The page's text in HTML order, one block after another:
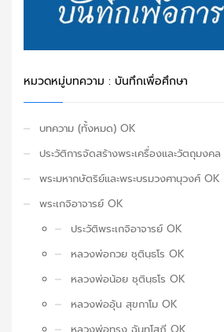
หมวดหมู่บทความ : บันทึกเพื่อศึกษา
บทความ (ทั้งหมด) OK
ประวัติการจัดสร้างพระเครื่องและวัตถุมงค
พระมหากษัตริย์และพระบรมวงศานุวงศ์ OK
พระเกจิอาจารย์ OK
ประวัติพระเกจิอาจารย์ OK
หลวงพ่อกวย ชุตินฺธโร OK
หลวงพ่อน้อย ชุตินฺธโร OK
หลวงพ่ออุ้น สุขกาโม OK